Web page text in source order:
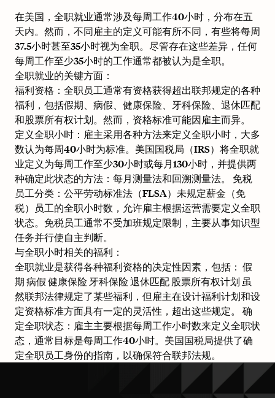
在美国，全职就业通常涉及每周工作40小时，分布在五
天内。然而，不同雇主的定义可能有所不同，有些将每周
37.5小时甚至35小时视为全职。尽管存在这些差异，任何
每周工作至少35小时的工作通常都被认为是全职。
全职就业的关键方面：
福利资格：全职员工通常有资格获得超出联邦规定的各种
福利，包括假期、病假、健康保险、牙科保险、退休匹配
和股票所有权计划。然而，资格标准可能因雇主而异。
定义全职小时：雇主采用各种方法来定义全职小时，大多
数认为每周40小时为标准。美国国税局（IRS）将全职就
业定义为每周工作至少30小时或每月130小时，并提供两
种确定此状态的方法：每月测量法和回溯测量法。 免税
员工分类：公平劳动标准法（FLSA）未规定薪金（免
税）员工的全职小时数，允许雇主根据运营需要定义全职
状态。免税员工通常不受加班规定限制，主要从事知识型
任务并行使自主判断。
与全职小时相关的福利：
全职就业是获得各种福利资格的决定性因素，包括： 假
期 病假 健康保险 牙科保险 退休匹配 股票所有权计划 虽
然联邦法律规定了某些福利，但雇主在设计福利计划和设
定资格标准方面具有一定的灵活性，超出这些规定。 确
定全职状态：雇主主要根据每周工作小时数来定义全职状
态，通常目标是每周工作40小时。美国国税局提供了确
定全职员工身份的指南，以确保符合联邦法规。